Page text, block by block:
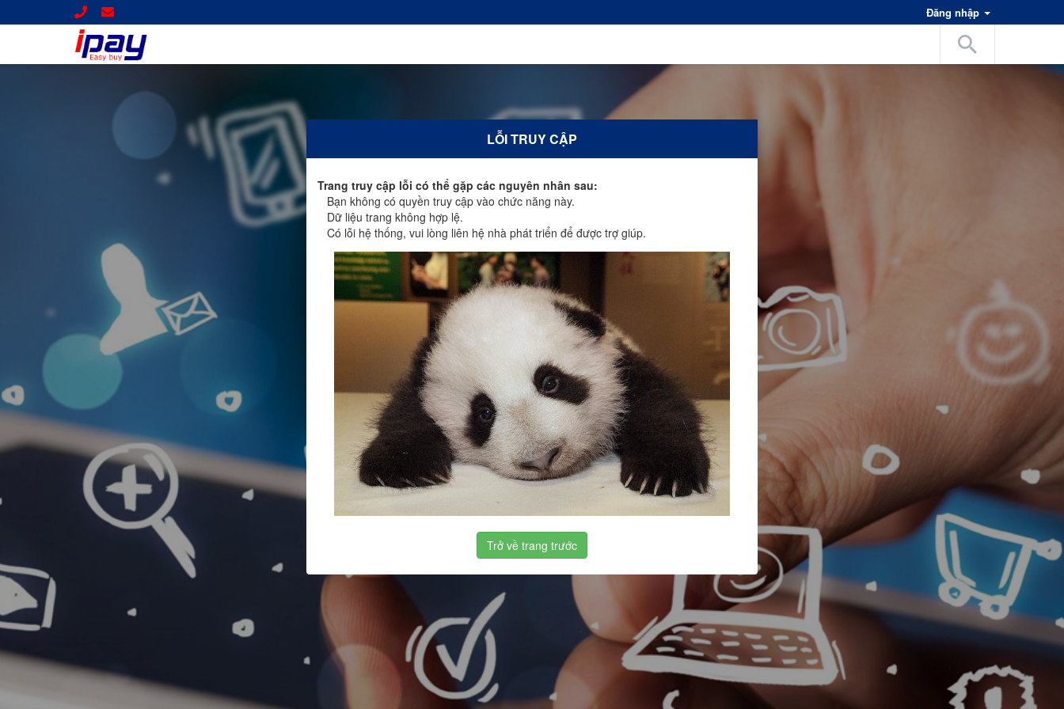
Đăng nhập
LỖI TRUY CẬP
Trang truy cập lỗi có thể gặp các nguyên nhân sau:
Bạn không có quyền truy cập vào chức năng này.
Dữ liệu trang không hợp lệ.
Có lỗi hệ thống, vui lòng liên hệ nhà phát triển để được trợ giúp.
Trở về trang trước